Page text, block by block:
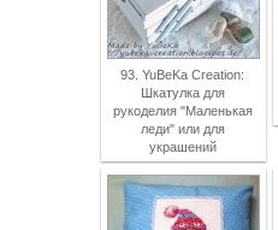
93. YuBeKa Creation:
Шкатулка для
рукоделия "Маленькая
леди" или для
украшений